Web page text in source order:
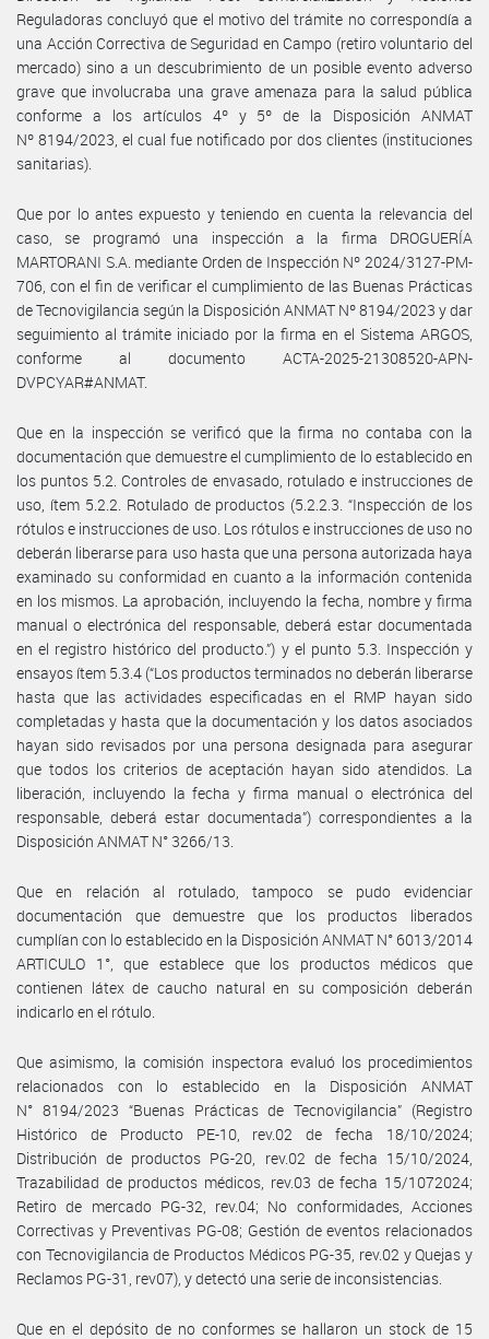
Reguladoras concluyó que el motivo del trámite no correspondía a
una Acción Correctiva de Seguridad en Campo (retiro voluntario del
mercado) sino a un descubrimiento de un posible evento adverso
grave que involucraba una grave amenaza para la salud pública
conforme a los artículos 4º y 5º de la Disposición ANMAT
Nº 8194/2023, el cual fue notificado por dos clientes (instituciones
sanitarias).
Que por lo antes expuesto y teniendo en cuenta la relevancia del
caso, se programó una inspección a la firma DROGUERÍA
MARTORANI S.A. mediante Orden de Inspección Nº 2024/3127-PM-
706, con el fin de verificar el cumplimiento de las Buenas Prácticas
de Tecnovigilancia según la Disposición ANMAT Nº 8194/2023 y dar
seguimiento al trámite iniciado por la firma en el Sistema ARGOS,
conforme al documento ACTA-2025-21308520-APN-
DVPCYAR#ANMAT.
Que en la inspección se verificó que la firma no contaba con la
documentación que demuestre el cumplimiento de lo establecido en
los puntos 5.2. Controles de envasado, rotulado e instrucciones de
uso, ítem 5.2.2. Rotulado de productos (5.2.2.3. “Inspección de los
rótulos e instrucciones de uso. Los rótulos e instrucciones de uso no
deberán liberarse para uso hasta que una persona autorizada haya
examinado su conformidad en cuanto a la información contenida
en los mismos. La aprobación, incluyendo la fecha, nombre y firma
manual o electrónica del responsable, deberá estar documentada
en el registro histórico del producto.”) y el punto 5.3. Inspección y
ensayos ítem 5.3.4 (“Los productos terminados no deberán liberarse
hasta que las actividades especificadas en el RMP hayan sido
completadas y hasta que la documentación y los datos asociados
hayan sido revisados por una persona designada para asegurar
que todos los criterios de aceptación hayan sido atendidos. La
liberación, incluyendo la fecha y firma manual o electrónica del
responsable, deberá estar documentada”) correspondientes a la
Disposición ANMAT N° 3266/13.
Que en relación al rotulado, tampoco se pudo evidenciar
documentación que demuestre que los productos liberados
cumplían con lo establecido en la Disposición ANMAT N° 6013/2014
ARTICULO 1°, que establece que los productos médicos que
contienen látex de caucho natural en su composición deberán
indicarlo en el rótulo.
Que asimismo, la comisión inspectora evaluó los procedimientos
relacionados con lo establecido en la Disposición ANMAT
N° 8194/2023 “Buenas Prácticas de Tecnovigilancia” (Registro
Histórico de Producto PE-10, rev.02 de fecha 18/10/2024;
Distribución de productos PG-20, rev.02 de fecha 15/10/2024,
Trazabilidad de productos médicos, rev.03 de fecha 15/1072024;
Retiro de mercado PG-32, rev.04; No conformidades, Acciones
Correctivas y Preventivas PG-08; Gestión de eventos relacionados
con Tecnovigilancia de Productos Médicos PG-35, rev.02 y Quejas y
Reclamos PG-31, rev07), y detectó una serie de inconsistencias.
Que en el depósito de no conformes se hallaron un stock de 15